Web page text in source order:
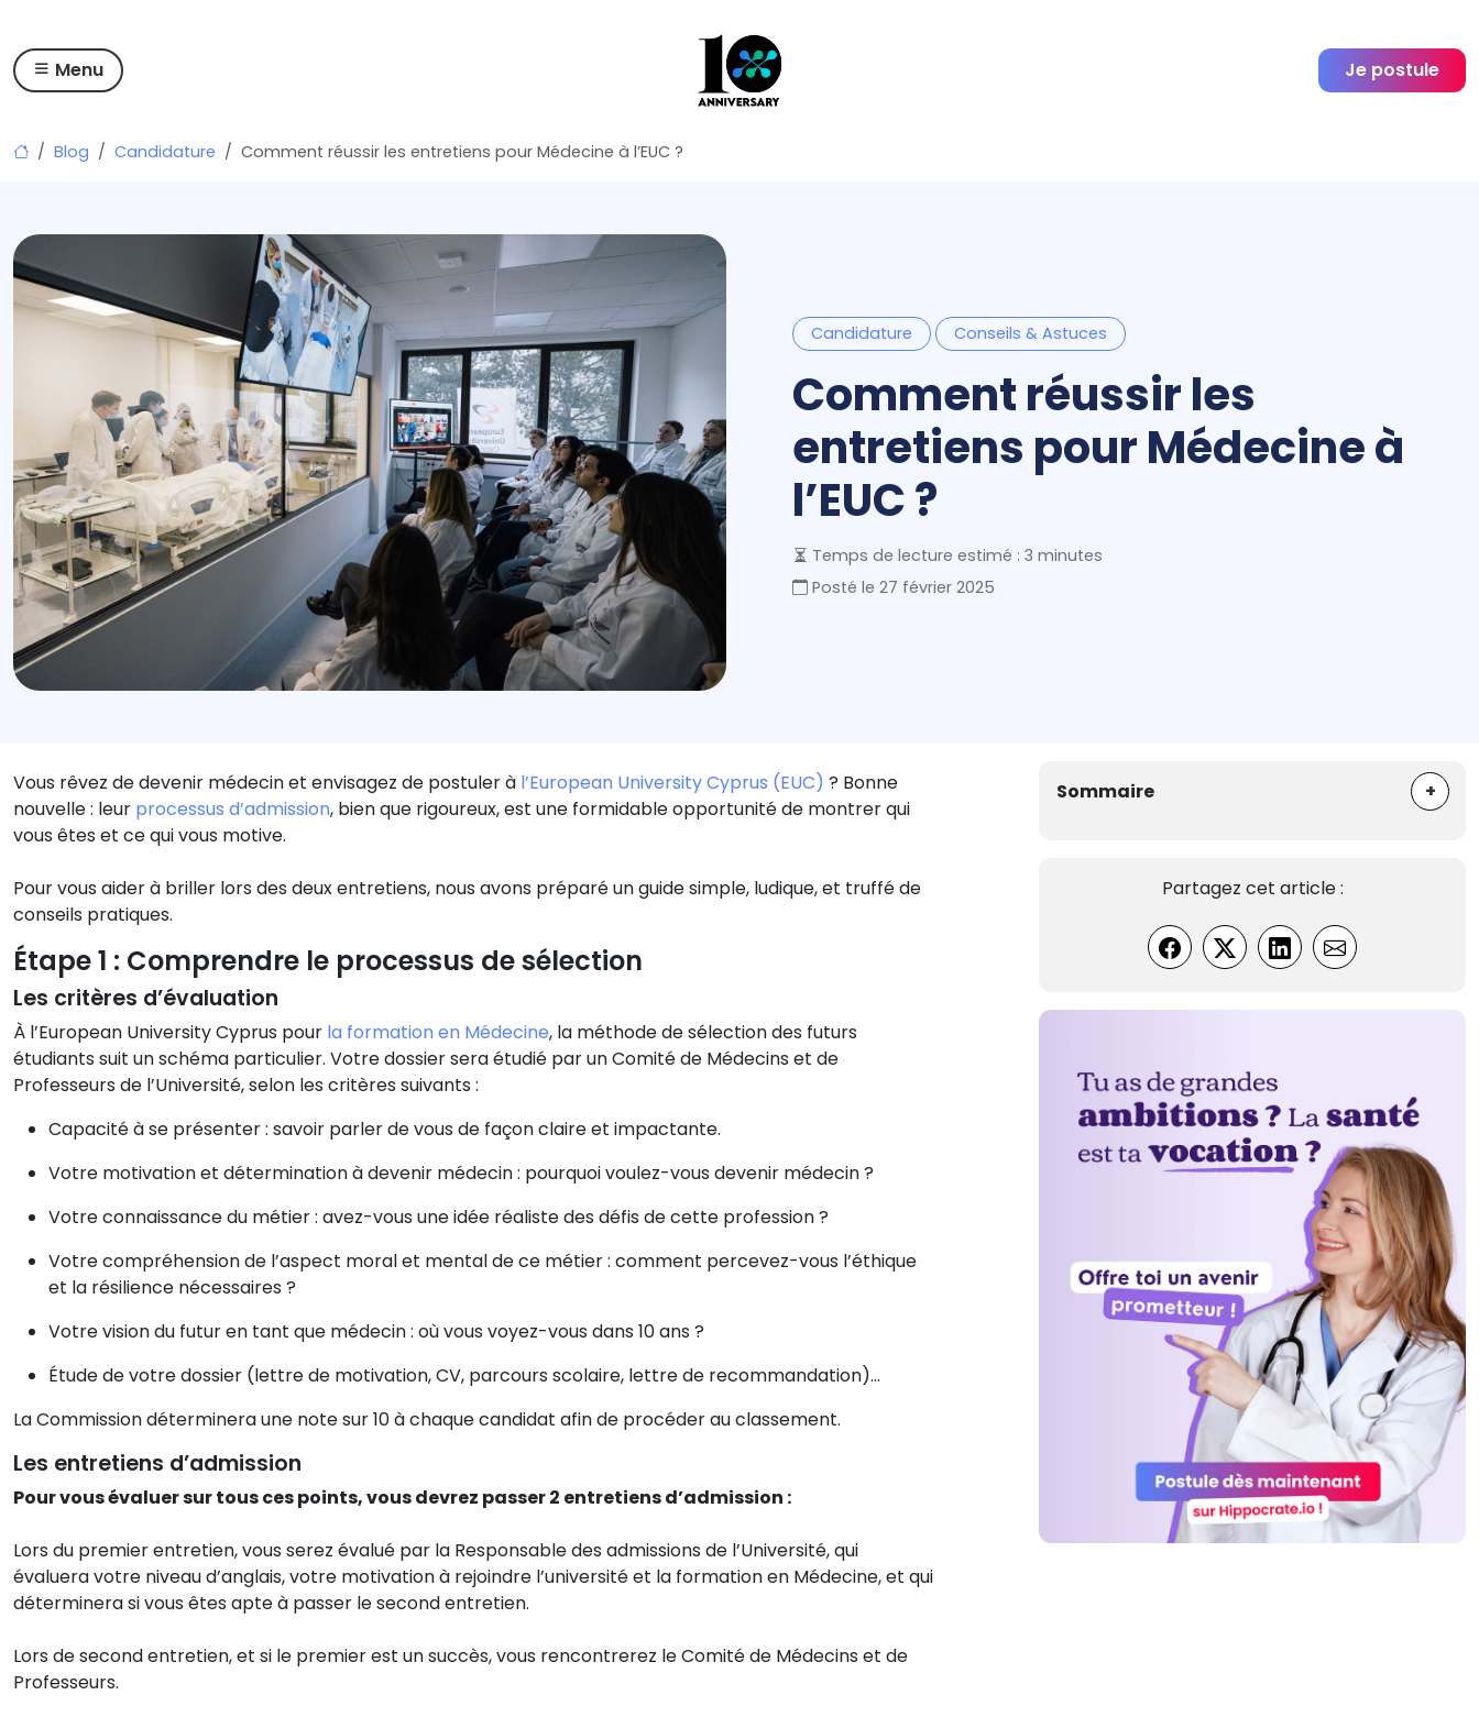
Skip
Menu Je postule
Blog Candidature Comment réussir les entretiens pour Médecine à l’EUC ?
Candidature Conseils & Astuces
Comment réussir les
entretiens pour Médecine à
l’EUC ?
Temps de lecture estimé : 3 minutes
Posté le 27 février 2025
Vous rêvez de devenir médecin et envisagez de postuler à l’European University Cyprus (EUC) ? Bonne
nouvelle : leur processus d’admission, bien que rigoureux, est une formidable opportunité de montrer qui
vous êtes et ce qui vous motive.
Pour vous aider à briller lors des deux entretiens, nous avons préparé un guide simple, ludique, et truffé de
conseils pratiques.
Étape 1 : Comprendre le processus de sélection
Les critères d’évaluation
À l’European University Cyprus pour la formation en Médecine, la méthode de sélection des futurs
étudiants suit un schéma particulier. Votre dossier sera étudié par un Comité de Médecins et de
Professeurs de l’Université, selon les critères suivants :
Capacité à se présenter : savoir parler de vous de façon claire et impactante.
Votre motivation et détermination à devenir médecin : pourquoi voulez-vous devenir médecin ?
Votre connaissance du métier : avez-vous une idée réaliste des défis de cette profession ?
Votre compréhension de l’aspect moral et mental de ce métier : comment percevez-vous l’éthique
et la résilience nécessaires ?
Votre vision du futur en tant que médecin : où vous voyez-vous dans 10 ans ?
Étude de votre dossier (lettre de motivation, CV, parcours scolaire, lettre de recommandation)…
La Commission déterminera une note sur 10 à chaque candidat afin de procéder au classement.
Les entretiens d’admission
Pour vous évaluer sur tous ces points, vous devrez passer 2 entretiens d’admission :
Lors du premier entretien, vous serez évalué par la Responsable des admissions de l’Université, qui
évaluera votre niveau d’anglais, votre motivation à rejoindre l’université et la formation en Médecine, et qui
déterminera si vous êtes apte à passer le second entretien.
Lors de second entretien, et si le premier est un succès, vous rencontrerez le Comité de Médecins et de
Professeurs.
Sommaire +
Partagez cet article :